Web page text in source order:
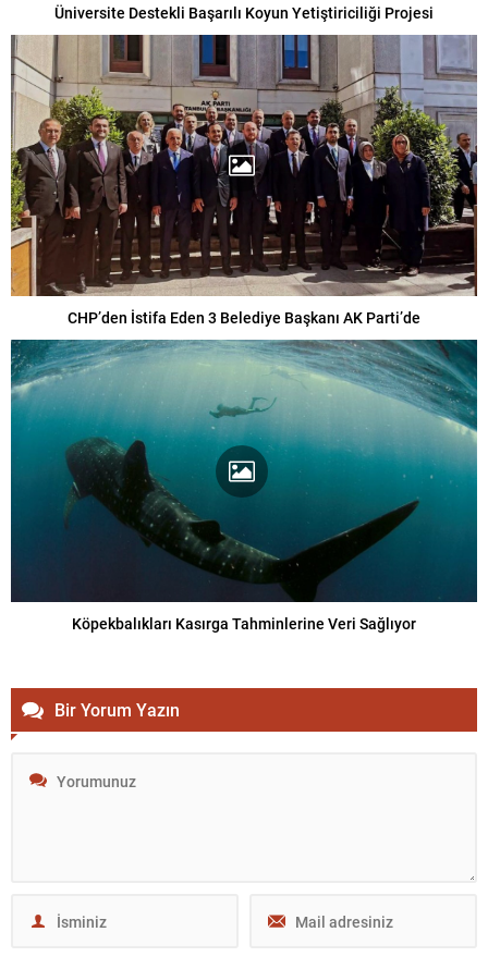
Üniversite Destekli Başarılı Koyun Yetiştiriciliği Projesi
CHP’den İstifa Eden 3 Belediye Başkanı AK Parti’de
Köpekbalıkları Kasırga Tahminlerine Veri Sağlıyor
Bir Yorum Yazın